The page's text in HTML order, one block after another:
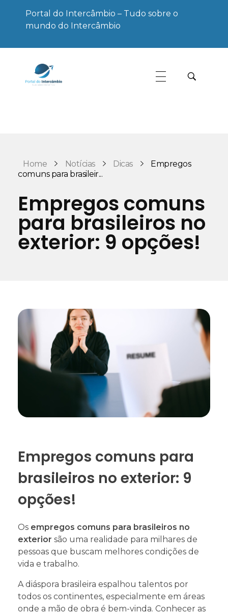
Portal do Intercâmbio – Tudo sobre o
mundo do Intercâmbio
Home Notícias Dicas
Empregos
comuns para brasileir...
Empregos comuns
para brasileiros no
exterior: 9 opções!
Empregos comuns para
brasileiros no exterior: 9
opções!
Os empregos comuns para brasileiros no
exterior são uma realidade para milhares de
pessoas que buscam melhores condições de
vida e trabalho.
A diáspora brasileira espalhou talentos por
todos os continentes, especialmente em áreas
onde a mão de obra é bem-vinda. Conhecer as